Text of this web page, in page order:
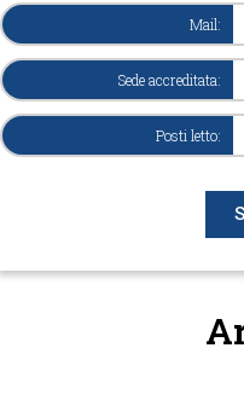
Mail:
Sede accreditata:
Posti letto: